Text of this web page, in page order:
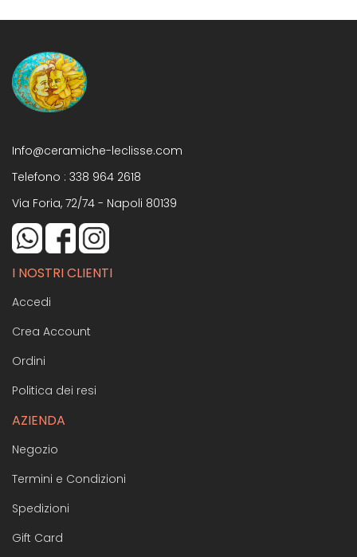
Info@ceramiche-leclisse.com
Telefono : 338 964 2618
Via Foria, 72/74 - Napoli 80139
I NOSTRI CLIENTI
Accedi
Crea Account
Ordini
Politica dei resi
AZIENDA
Negozio
Termini e Condizioni
Spedizioni
Gift Card